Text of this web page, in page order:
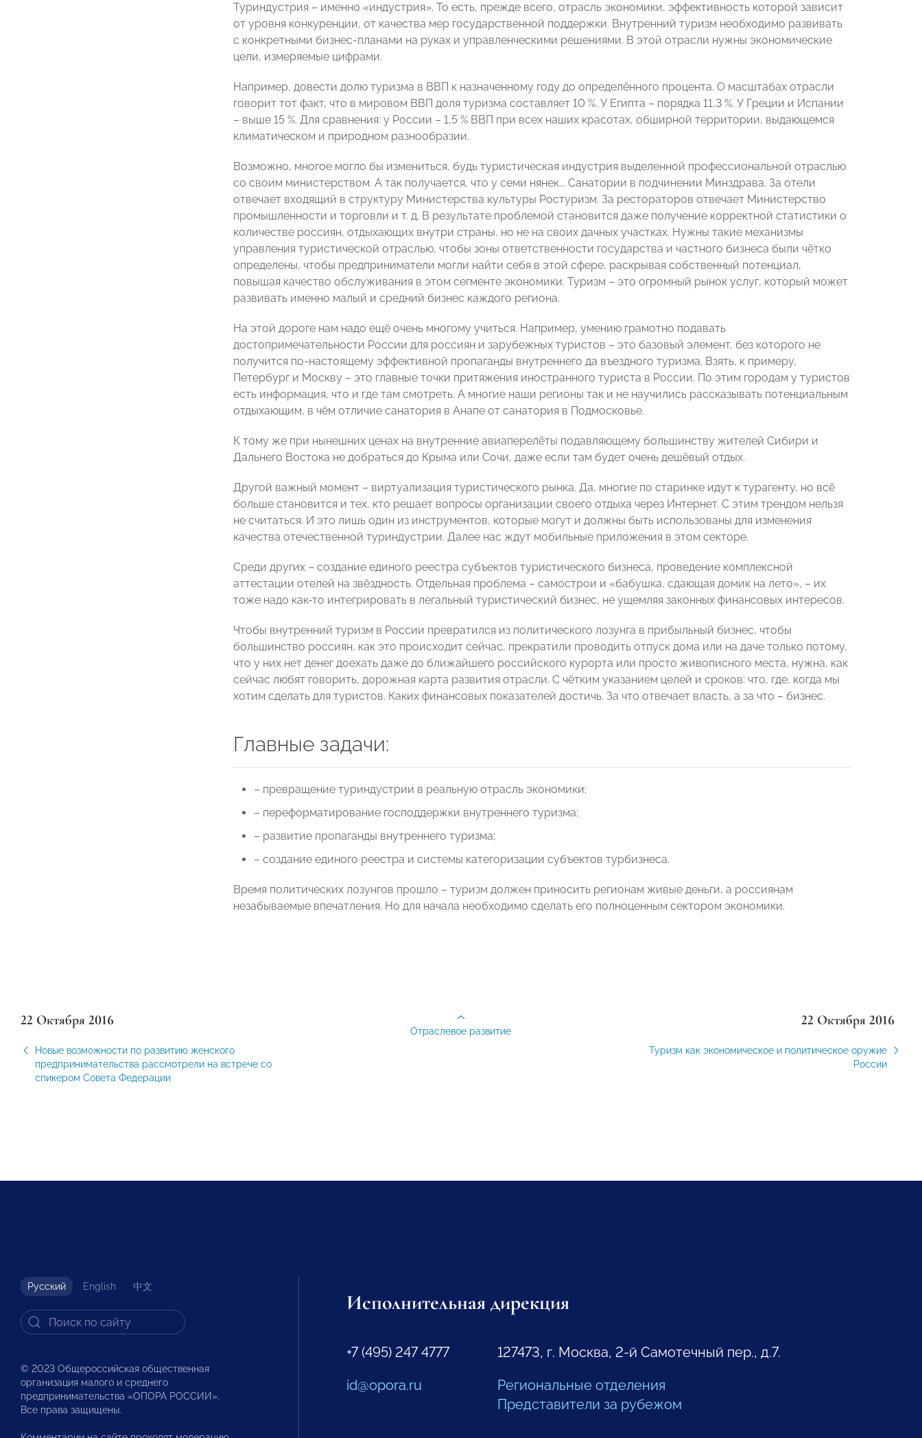
Туриндустрия – именно «индустрия». То есть, прежде всего, отрасль экономики, эффективность которой зависит
от уровня конкуренции, от качества мер государственной поддержки. Внутренний туризм необходимо развивать
с конкретными бизнес-планами на руках и управленческими решениями. В этой отрасли нужны экономические
цели, измеряемые цифрами.
Например, довести долю туризма в ВВП к назначенному году до определённого процента. О масштабах отрасли
говорит тот факт, что в мировом ВВП доля туризма составляет 10 %. У Египта – порядка 11,3 %. У Греции и Испании
– выше 15 %. Для сравнения: у России – 1,5 % ВВП при всех наших красотах, обширной территории, выдающемся
климатическом и природном разнообразии.
Возможно, многое могло бы измениться, будь туристическая индустрия выделенной профессиональной отраслью
со своим министерством. А так получается, что у семи нянек... Санатории в подчинении Минздрава. За отели
отвечает входящий в структуру Министерства культуры Ростуризм. За рестораторов отвечает Министерство
промышленности и торговли и т. д. В результате проблемой становится даже получение корректной статистики о
количестве россиян, отдыхающих внутри страны, но не на своих дачных участках. Нужны такие механизмы
управления туристической отраслью, чтобы зоны ответственности государства и частного бизнеса были чётко
определены, чтобы предприниматели могли найти себя в этой сфере, раскрывая собственный потенциал,
повышая качество обслуживания в этом сегменте экономики. Туризм – это огромный рынок услуг, который может
развивать именно малый и средний бизнес каждого региона.
На этой дороге нам надо ещё очень многому учиться. Например, умению грамотно подавать
достопримечательности России для россиян и зарубежных туристов – это базовый элемент, без которого не
получится по-настоящему эффективной пропаганды внутреннего да въездного туризма. Взять, к примеру,
Петербург и Москву – это главные точки притяжения иностранного туриста в России. По этим городам у туристов
есть информация, что и где там смотреть. А многие наши регионы так и не научились рассказывать потенциальным
отдыхающим, в чём отличие санатория в Анапе от санатория в Подмосковье.
К тому же при нынешних ценах на внутренние авиаперелёты подавляющему большинству жителей Сибири и
Дальнего Востока не добраться до Крыма или Сочи, даже если там будет очень дешёвый отдых.
Другой важный момент – виртуализация туристического рынка. Да, многие по старинке идут к турагенту, но всё
больше становится и тех, кто решает вопросы организации своего отдыха через Интернет. С этим трендом нельзя
не считаться. И это лишь один из инструментов, которые могут и должны быть использованы для изменения
качества отечественной туриндустрии. Далее нас ждут мобильные приложения в этом секторе.
Среди других – создание единого реестра субъектов туристического бизнеса, проведение комплексной
аттестации отелей на звёздность. Отдельная проблема – самострои и «бабушка, сдающая домик на лето», – их
тоже надо как-то интегрировать в легальный туристический бизнес, не ущемляя законных финансовых интересов.
Чтобы внутренний туризм в России превратился из политического лозунга в прибыльный бизнес, чтобы
большинство россиян, как это происходит сейчас, прекратили проводить отпуск дома или на даче только потому,
что у них нет денег доехать даже до ближайшего российского курорта или просто живописного места, нужна, как
сейчас любят говорить, дорожная карта развития отрасли. С чётким указанием целей и сроков: что, где, когда мы
хотим сделать для туристов. Каких финансовых показателей достичь. За что отвечает власть, а за что – бизнес.
Главные задачи:
– превращение туриндустрии в реальную отрасль экономики;
– переформатирование господдержки внутреннего туризма;
– развитие пропаганды внутреннего туризма;
– создание единого реестра и системы категоризации субъектов турбизнеса.
Время политических лозунгов прошло – туризм должен приносить регионам живые деньги, а россиянам
незабываемые впечатления. Но для начала необходимо сделать его полноценным сектором экономики.
22 Октября 2016
Новые возможности по развитию женского
предпринимательства рассмотрели на встрече со
спикером Совета Федерации
22 Октября 2016
Туризм как экономическое и политическое оружие
России
Отраслевое развитие
Русский English 中文
© 2023 Общероссийская общественная
организация малого и среднего
предпринимательства «ОПОРА РОССИИ».
Все права защищены.
Исполнительная дирекция
+7 (495) 247 4777
id@opora.ru
127473, г. Москва, 2-й Самотечный пер., д.7.
Региональные отделения
Представители за рубежом